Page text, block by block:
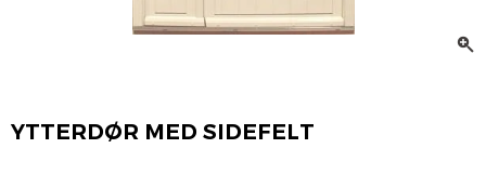
YTTERDØR MED SIDEFELT